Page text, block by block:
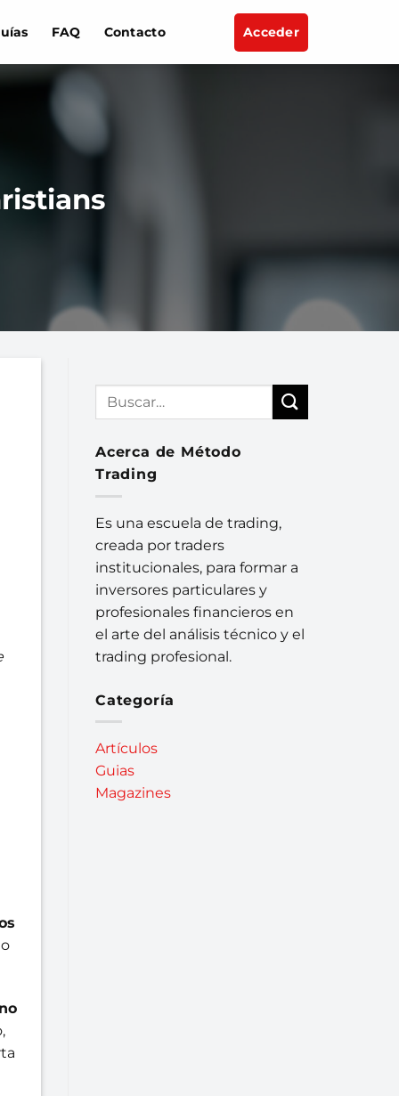
FAQ Contacto Acceder
Acerca de Método
Trading
Es una escuela de trading,
creada por traders
institucionales, para formar a
inversores particulares y
profesionales financieros en
el arte del análisis técnico y el
trading profesional.
Categoría
Artículos
Guias
Magazines